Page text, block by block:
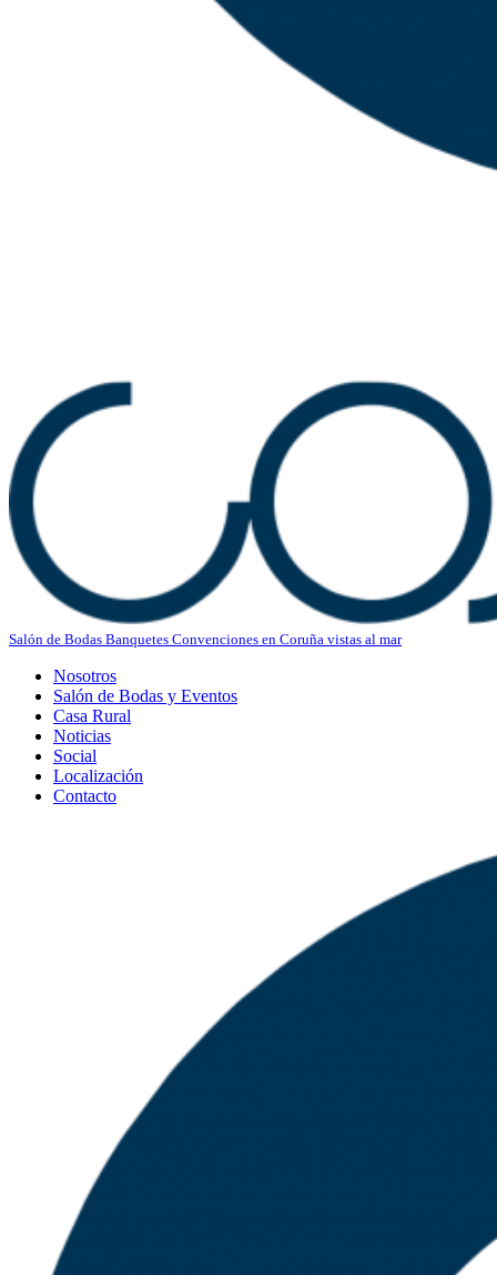
Salón de Bodas Banquetes Convenciones en Coruña vistas al mar
Nosotros
Salón de Bodas y Eventos
Casa Rural
Noticias
Social
Localización
Contacto